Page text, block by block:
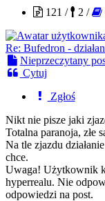
121 /
2 /
Re: Bufedron -
Nieprzeczytany
Cytuj
Zgłoś
Nikt nie pisze jaki
Totalna paranoja, złe
Na tle zjazdu
chce.
Uwaga! Użytkownik
hyperrealu. Nie
odpowiedzi na post.